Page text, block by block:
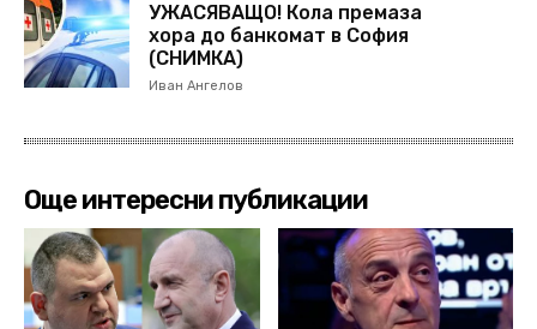
УЖАСЯВАЩО! Кола премаза
хора до банкомат в София
(СНИМКА)
Иван Ангелов
Още интересни публикации